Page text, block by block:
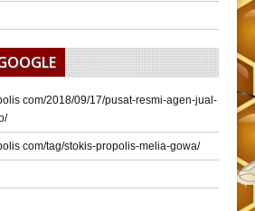
com/2018/09/17/pusat-resmi-agen-jual-
com/tag/stokis-propolis-melia-gowa/